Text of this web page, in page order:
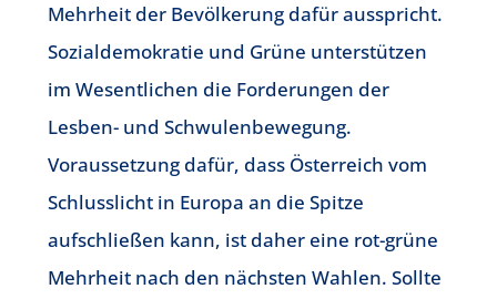
Mehrheit der Bevölkerung dafür ausspricht.
Sozialdemokratie und Grüne unterstützen
im Wesentlichen die Forderungen der
Lesben- und Schwulenbewegung.
Voraussetzung dafür, dass Österreich vom
Schlusslicht in Europa an die Spitze
aufschließen kann, ist daher eine rot-grüne
Mehrheit nach den nächsten Wahlen. Sollte